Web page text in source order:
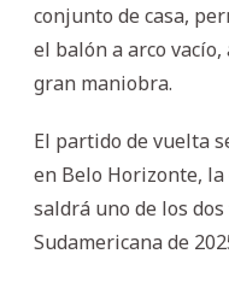
conjunto de casa,
el balón a arco
gran maniobra.
El partido de vuelta
en Belo Horizonte,
saldrá uno de los
Sudamericana de